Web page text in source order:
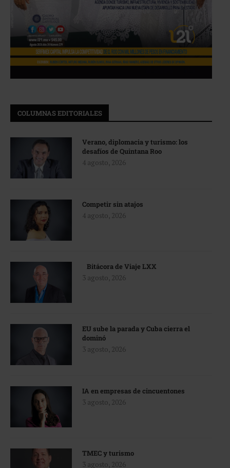
COLUMNAS EDITORIALES
Verano, diplomacia y turismo: los
desafíos de Quintana Roo
4 agosto, 2026
Competir sin atajos
4 agosto, 2026
Bitácora de Viaje LXX
3 agosto, 2026
EU sube la parada y Cuba cierra el
dominó
3 agosto, 2026
IA en empresas de cincuentones
3 agosto, 2026
TMEC y turismo
3 agosto, 2026